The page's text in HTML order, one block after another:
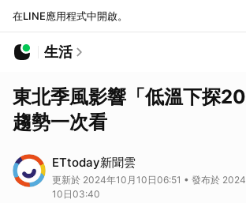
在LINE應用程式中開啟。
生活
東北季風影響「低溫下探
趨勢一次看
ETtoday新聞雲
更新於 2024年10月10日06:51 • 發布於
10日03:40